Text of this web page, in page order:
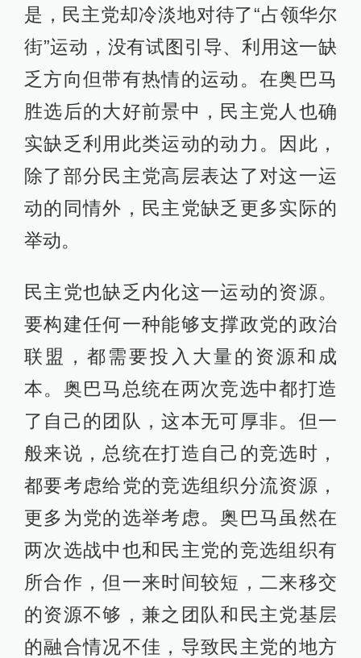
是，民主党却冷淡地对待了“占领华尔
街”运动，没有试图引导、利用这一缺
乏方向但带有热情的运动。在奥巴马
胜选后的大好前景中，民主党人也确
实缺乏利用此类运动的动力。因此，
除了部分民主党高层表达了对这一运
动的同情外，民主党缺乏更多实际的
举动。
民主党也缺乏内化这一运动的资源。
要构建任何一种能够支撑政党的政治
联盟，都需要投入大量的资源和成
本。奥巴马总统在两次竞选中都打造
了自己的团队，这本无可厚非。但一
般来说，总统在打造自己的竞选时，
都要考虑给党的竞选组织分流资源，
更多为党的选举考虑。奥巴马虽然在
两次选战中也和民主党的竞选组织有
所合作，但一来时间较短，二来移交
的资源不够，兼之团队和民主党基层
的融合情况不佳，导致民主党的地方